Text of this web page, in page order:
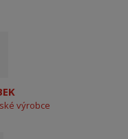
výrobce